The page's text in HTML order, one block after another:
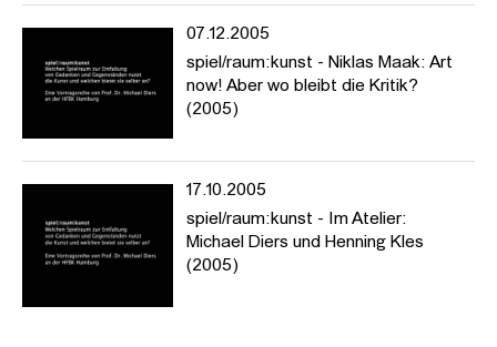
07.12.2005
spiel/raum:kunst - Niklas Maak: Art
now! Aber wo bleibt die Kritik?
(2005)
17.10.2005
spiel/raum:kunst - Im Atelier:
Michael Diers und Henning Kles
(2005)